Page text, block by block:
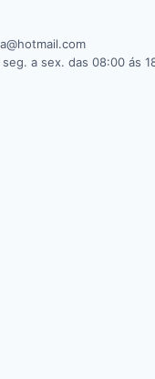
a sex. das 08:00 ás